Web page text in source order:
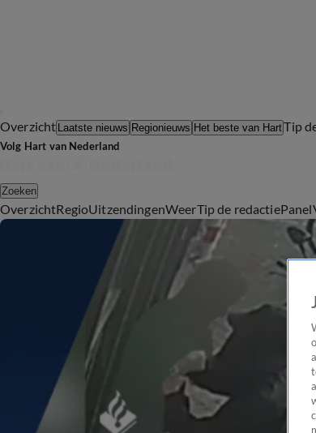
Overzicht Laatste nieuws Regionieuws Het beste van HartTip
Volg Hart van Nederland
Zoeken
OverzichtRegioUitzendingenWeerTip de redactiePanel